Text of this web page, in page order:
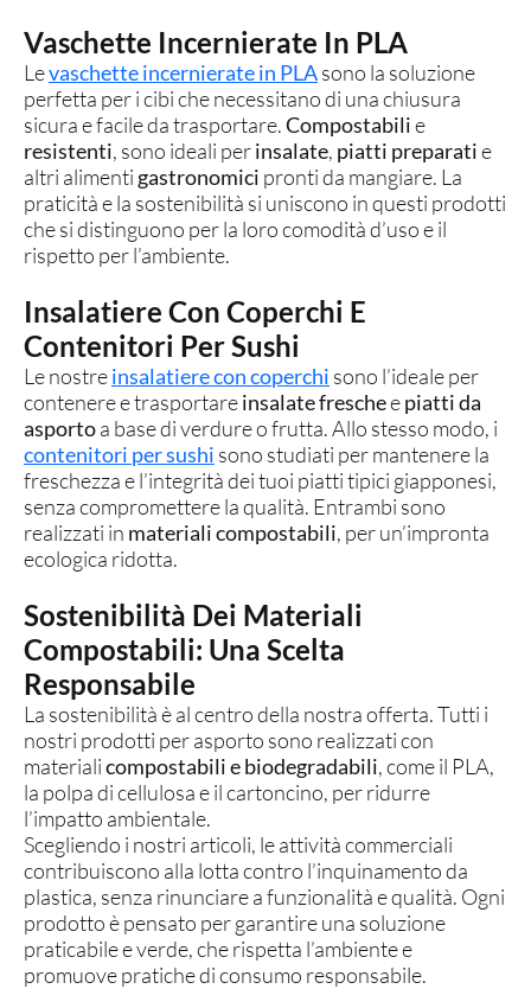
Vaschette Incernierate In PLA
Levaschette incernierate in PLAsono la soluzione
perfetta per i cibi che necessitano di una chiusura
sicura e facile da trasportare.Compostabilie
resistenti, sono ideali perinsalate, piatti preparatie
altri alimenti gastronomici pronti da mangiare. La
praticità e la sostenibilità si uniscono in questi prodotti
che si distinguono per la loro comodità d’uso e il
rispetto per l’ambiente.
Insalatiere Con Coperchi E
Contenitori Per Sushi
Le nostreinsalatiere con coperchi sono l’ideale per
contenere e trasportareinsalate frescheepiatti da
asportoa base di verdure o frutta. Allo stesso modo, i
contenitori per sushi sono studiati per mantenere la
freschezza e l’integrità dei tuoi piatti tipici giapponesi,
senza compromettere la qualità. Entrambi sono
realizzati in materiali compostabili, per un’impronta
ecologica ridotta.
Sostenibilità Dei Materiali
Compostabili: Una Scelta
Responsabile
La sostenibilità è al centro della nostra offerta. Tutti i
nostri prodotti per asporto sono realizzati con
materialicompostabili e biodegradabili, come il PLA,
la polpa di cellulosa e il cartoncino, per ridurre
l’impatto ambientale.
Scegliendo i nostri articoli, le attività commerciali
contribuiscono alla lotta contro l’inquinamento da
plastica, senza rinunciare a funzionalità e qualità. Ogni
prodotto è pensato per garantire una soluzione
praticabile e verde, che rispetta l’ambiente e
promuove pratiche di consumo responsabile.